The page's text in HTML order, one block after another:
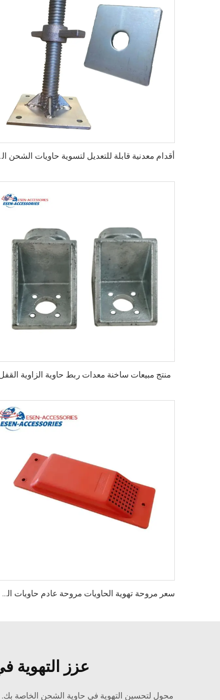
أقدام معدنية قابلة
منتج مبيعات ساخنة معدات ربط حاوية الزاوية
سعر مروحة تهوية الحاويات مروحة عادم حاويات الشحن
عزز التهوية
محول لتحسين التهوية في حاوية الشحن الخاصة بك.